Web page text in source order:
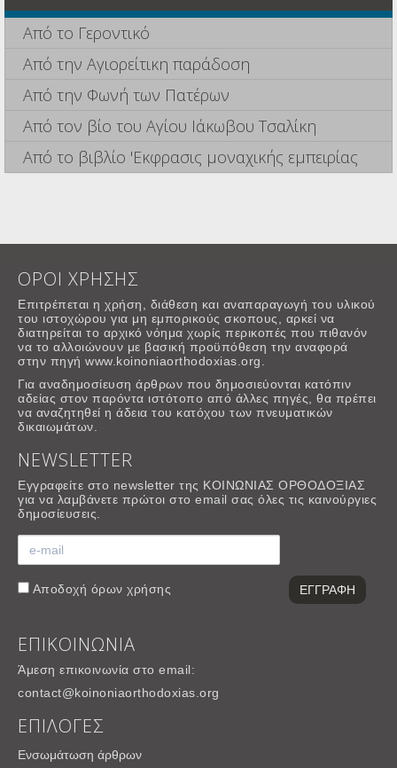
Από το Γεροντικό
Από την Αγιορείτικη παράδοση
Από την Φωνή των Πατέρων
Από τον βίο του Αγίου Ιάκωβου Τσαλίκη
Από το βιβλίο 'Εκφρασις μοναχικής εμπειρίας
ΟΡΟΙ ΧΡΗΣΗΣ
Επιτρέπεται η χρήση, διάθεση και αναπαραγωγή του υλικού
του ιστοχώρου για μη εμπορικούς σκοπους, αρκεί να
διατηρείται το αρχικό νόημα χωρίς περικοπές που πιθανόν
να το αλλοιώνουν με βασική προϋπόθεση την αναφορά
στην πηγή www.koinoniaorthodoxias.org.
Για αναδημοσίευση άρθρων που δημοσιεύονται κατόπιν
αδείας στον παρόντα ιστότοπο από άλλες πηγές, θα πρέπει
να αναζητηθεί η άδεια του κατόχου των πνευματικών
δικαιωμάτων.
NEWSLETTER
Εγγραφείτε στο newsletter της ΚΟΙΝΩΝΙΑΣ ΟΡΘΟΔΟΞΙΑΣ
για να λαμβάνετε πρώτοι στο email σας όλες τις καινούργιες
δημοσίευσεις.
Αποδοχή όρων χρήσης
ΕΠΙΚΟΙΝΩΝΙΑ
Άμεση επικοινωνία στο email:
contact@koinoniaorthodoxias.org
ΕΠΙΛΟΓΕΣ
Ενσωμάτωση άρθρων